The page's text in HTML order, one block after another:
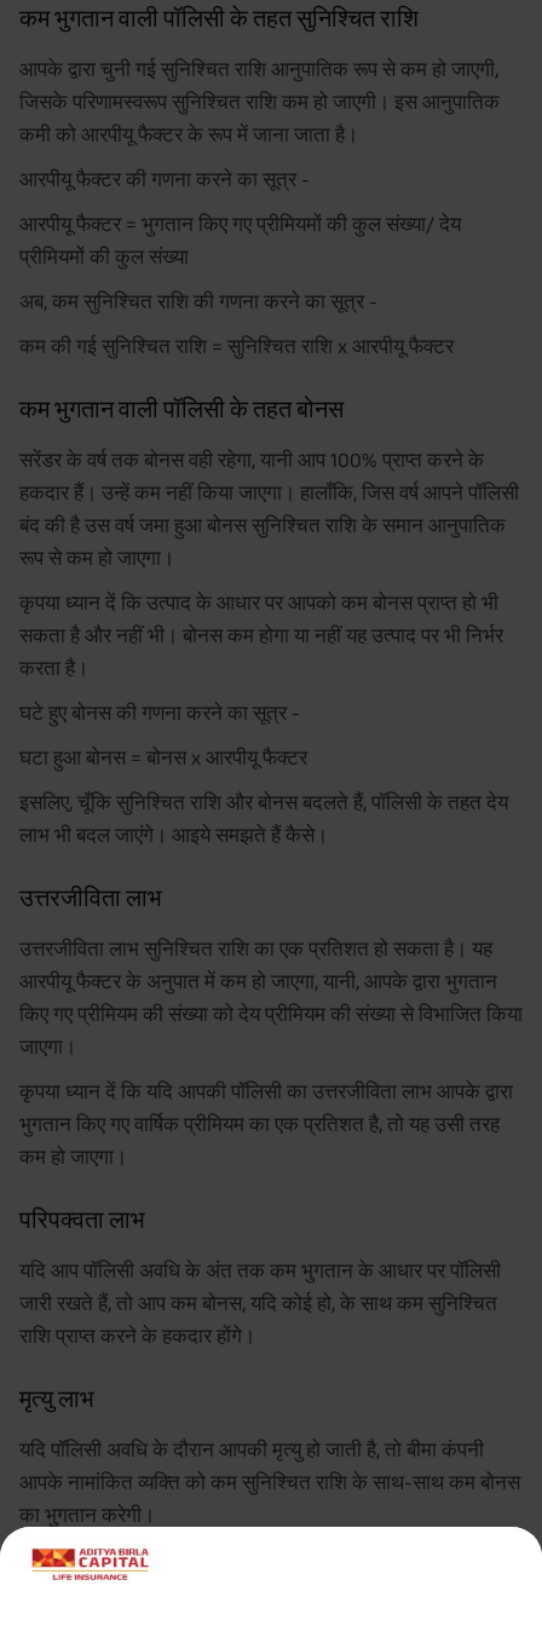
कम भुगतान वाली पॉलिसी के तहत सुनिश्चित राशि
आपके द्वारा चुनी गई सुनिश्चित राशि आनुपातिक रूप से कम हो जाएगी,
जिसके परिणामस्वरूप सुनिश्चित राशि कम हो जाएगी। इस आनुपातिक
कमी को आरपीयू फैक्टर के रूप में जाना जाता है।
आरपीयू फैक्टर की गणना करने का सूत्र -
आरपीयू फैक्टर = भुगतान किए गए प्रीमियमों की कुल संख्या/ देय
प्रीमियमों की कुल संख्या
अब, कम सुनिश्चित राशि की गणना करने का सूत्र -
कम की गई सुनिश्चित राशि = सुनिश्चित राशि x आरपीयू फैक्टर
कम भुगतान वाली पॉलिसी के तहत बोनस
सरेंडर के वर्ष तक बोनस वही रहेगा, यानी आप 100% प्राप्त करने के
हकदार हैं। उन्हें कम नहीं किया जाएगा। हालाँकि, जिस वर्ष आपने पॉलिसी
बंद की है उस वर्ष जमा हुआ बोनस सुनिश्चित राशि के समान आनुपातिक
रूप से कम हो जाएगा।
कृपया ध्यान दें कि उत्पाद के आधार पर आपको कम बोनस प्राप्त हो भी
सकता है और नहीं भी। बोनस कम होगा या नहीं यह उत्पाद पर भी निर्भर
करता है।
घटे हुए बोनस की गणना करने का सूत्र -
घटा हुआ बोनस = बोनस x आरपीयू फैक्टर
इसलिए, चूँकि सुनिश्चित राशि और बोनस बदलते हैं, पॉलिसी के तहत देय
लाभ भी बदल जाएंगे। आइये समझते हैं कैसे।
उत्तरजीविता लाभ
उत्तरजीविता लाभ सुनिश्चित राशि का एक प्रतिशत हो सकता है। यह
आरपीयू फैक्टर के अनुपात में कम हो जाएगा, यानी, आपके द्वारा भुगतान
किए गए प्रीमियम की संख्या को देय प्रीमियम की संख्या से विभाजित किया
जाएगा।
कृपया ध्यान दें कि यदि आपकी पॉलिसी का उत्तरजीविता लाभ आपके द्वारा
भुगतान किए गए वार्षिक प्रीमियम का एक प्रतिशत है, तो यह उसी तरह
कम हो जाएगा।
परिपक्वता लाभ
यदि आप पॉलिसी अवधि के अंत तक कम भुगतान के आधार पर पॉलिसी
जारी रखते हैं, तो आप कम बोनस, यदि कोई हो, के साथ कम सुनिश्चित
राशि प्राप्त करने के हकदार होंगे।
मृत्यु लाभ
यदि पॉलिसी अवधि के दौरान आपकी मृत्यु हो जाती है, तो बीमा कंपनी
आपके नामांकित व्यक्ति को कम सुनिश्चित राशि के साथ-साथ कम बोनस
का भुगतान करेगी।
उदाहरण